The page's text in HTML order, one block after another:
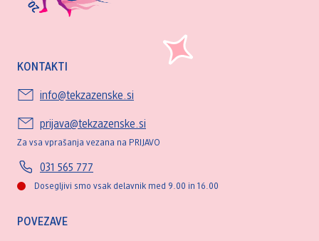
KONTAKTI
info@tekzazenske.si
prijava@tekzazenske.si
Za vsa vprašanja vezana na PRIJAVO
031 565 777
Dosegljivi smo vsak delavnik med 9.00 in 16.00
POVEZAVE